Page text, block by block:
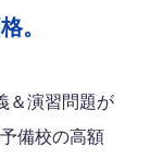
。
＆演習問題が
備校の高額